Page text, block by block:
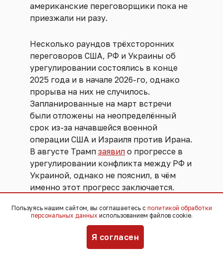
американские переговорщики пока не
приезжали ни разу.
Несколько раундов трёхсторонних
переговоров США, РФ и Украины об
урегулировании состоялись в конце
2025 года и в начале 2026-го, однако
прорыва на них не случилось.
Запланированные на март встречи
были отложены на неопределённый
срок из-за начавшейся военной
операции США и Израиля против Ирана.
В августе Трамп заявил о прогрессе в
урегулировании конфликта между РФ и
Украиной, однако не пояснил, в чём
именно этот прогресс заключается.
Пользуясь нашим сайтом, вы соглашаетесь с политикой обработки
персональных данных использованием файлов cookie.
Я согласен